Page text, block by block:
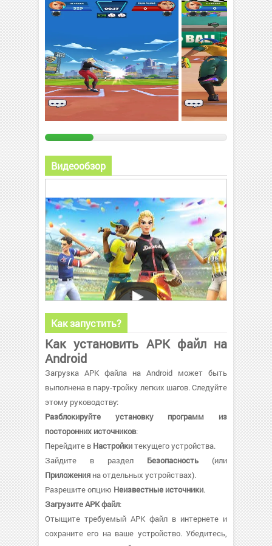
Видеообзор
Как запустить?
Как установить APK файл на
Android
Загрузка APK файла на Android может быть
выполнена в пару-тройку легких шагов. Следуйте
этому руководству:
Разблокируйте установку программ из
посторонних источников:
Перейдите в Настройкитекущего устройства.
Зайдите в раздел Безопасность (или
Приложения на отдельных устройствах).
Разрешите опцию Неизвестные источники.
Загрузите APK файл:
Отыщите требуемый APK файл в интернете и
сохраните его на ваше устройство. Убедитесь,